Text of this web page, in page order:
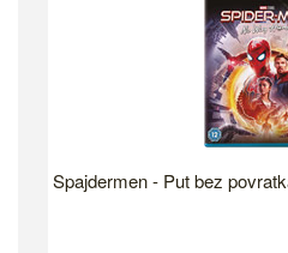
Spajdermen - Put bez